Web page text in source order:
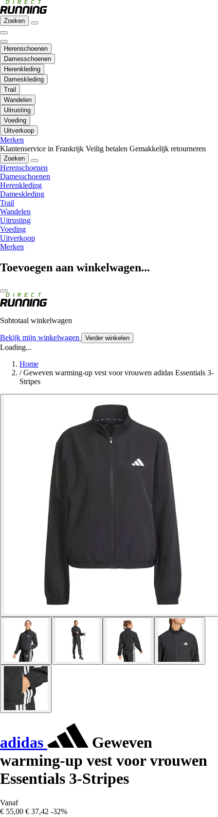
Zoeken
Herenschoenen
Damesschoenen
Herenkleding
Dameskleding
Trail
Wandelen
Uitrusting
Voeding
Uitverkoop
Merken
Klantenservice in Frankrijk Veilig betalen Gemakkelijk retourneren
Zoeken
Herenschoenen
Damesschoenen
Herenkleding
Dameskleding
Trail
Wandelen
Uitrusting
Voeding
Uitverkoop
Merken
Toevoegen aan winkelwagen...
Subtotaal winkelwagen
Bekijk mijn winkelwagen Verder winkelen
Loading...
Home
/ Geweven warming-up vest voor vrouwen adidas Essentials 3-
Stripes
adidas
Geweven
warming-up vest voor vrouwen
Essentials 3-Stripes
Vanaf
€ 55,00 € 37,42 -32%